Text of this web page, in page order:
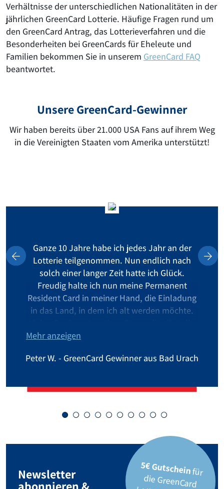
Verhältnisse der unterschiedlichen Nationalitäten in der
jährlichen GreenCard Lotterie. Häufige Fragen rund um
den GreenCard Antrag, das Lotterieverfahren und die
Besonderheiten bei GreenCards für Eheleute und
Familien bekommen Sie in unserem GreenCard FAQ
beantwortet.
Unsere GreenCard-Gewinner
Wir haben bereits über 21.000 USA Fans auf ihrem Weg
in die Vereinigten Staaten vom Amerika unterstützt!
Ganze 10 Jahre habe ich jedes Jahr an der
Lotterie teilgenommen. Nun endlich nach
solch einer langer Zeit hatte ich Glück.
Freudig halte ich nun meine Permanent
Resident Card in meiner Hand, die Einladung
in das Land, in dem ich alt werden möchte.
Mehr anzeigen
Peter W. - GreenCard Gewinner aus Bad Urach
Newsletter 5€ Gutscheinfür
die GreenCard